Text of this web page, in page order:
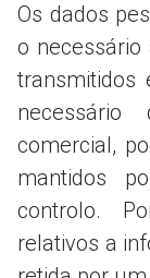
Os dados
o
transmitidos
comercial,
mantidos
controlo.
relativos a